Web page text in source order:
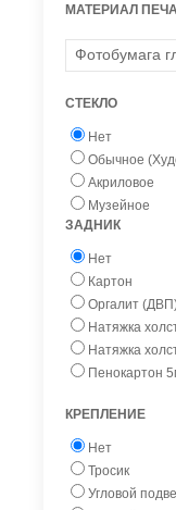
МАТЕРИАЛ
СТЕКЛО
Нет
Обычное
Акриловое
Музейное
ЗАДНИК
Нет
Картон
Оргалит
Натяжка
Натяжка
Пенокартон
КРЕПЛЕНИЕ
Нет
Тросик
Угловой